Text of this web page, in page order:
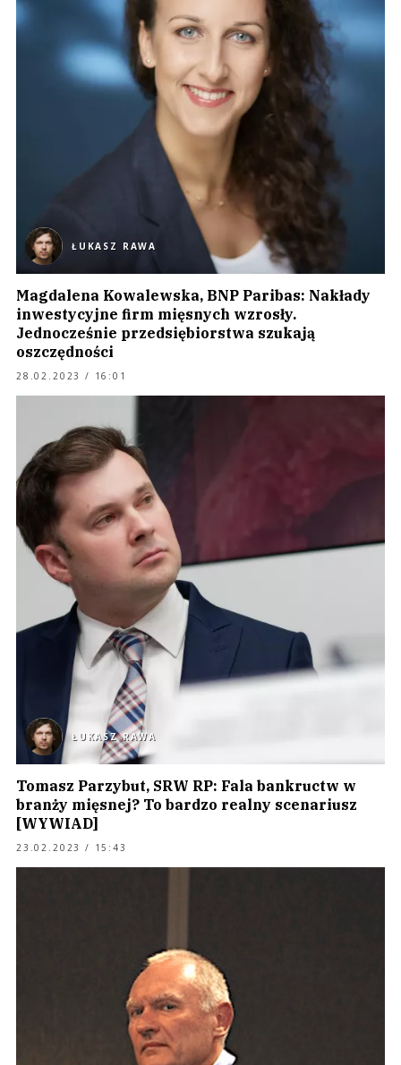
ŁUKASZ RAWA
Magdalena Kowalewska, BNP Paribas: Nakłady
inwestycyjne firm mięsnych wzrosły.
Jednocześnie przedsiębiorstwa szukają
oszczędności
28.02.2023 / 16:01
ŁUKASZ RAWA
Tomasz Parzybut, SRW RP: Fala bankructw w
branży mięsnej? To bardzo realny scenariusz
[WYWIAD]
23.02.2023 / 15:43